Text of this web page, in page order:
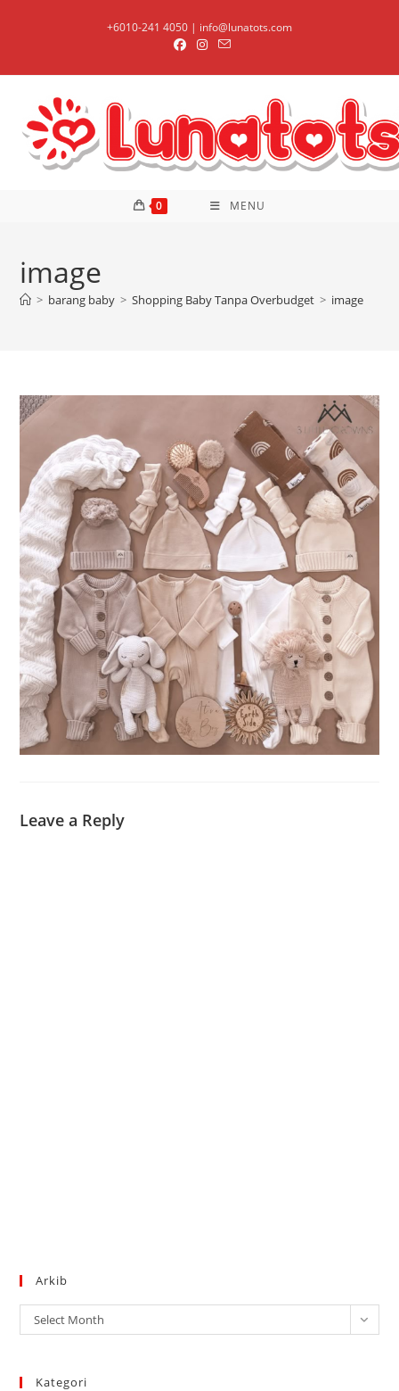
+6010-241 4050 | info@lunatots.com
0 MENU
image
> barang baby > Shopping Baby Tanpa Overbudget > image
Leave a Reply
Arkib
Arkib
Select Month
Kategori